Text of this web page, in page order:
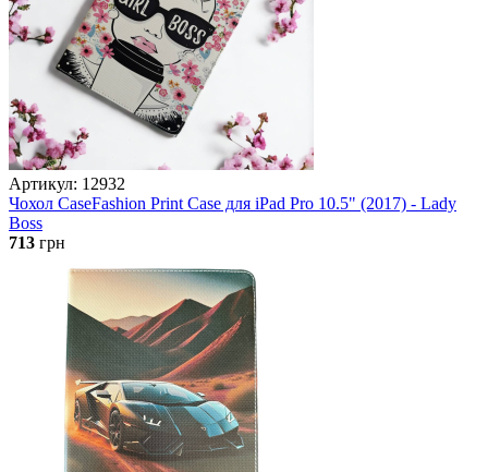
Артикул: 12932
Чохол CaseFashion Print Case для iPad Pro 10.5" (2017) - Lady
Boss
713 грн